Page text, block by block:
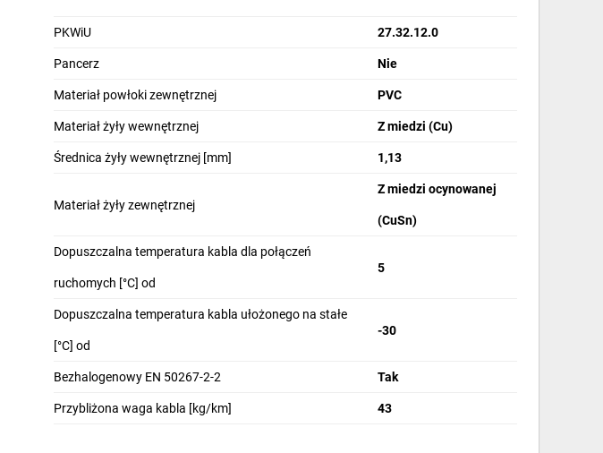
PKWiU 27.32.12.0
Pancerz Nie
Materiał powłoki zewnętrznej PVC
Materiał żyły wewnętrznej Z miedzi (Cu)
Średnica żyły wewnętrznej [mm] 1,13
Materiał żyły zewnętrznej
Z miedzi ocynowanej
(CuSn)
Dopuszczalna temperatura kabla dla połączeń
ruchomych [°C] od
5
Dopuszczalna temperatura kabla ułożonego na stałe
[°C] od
-30
Bezhalogenowy EN 50267-2-2 Tak
Przybliżona waga kabla [kg/km] 43